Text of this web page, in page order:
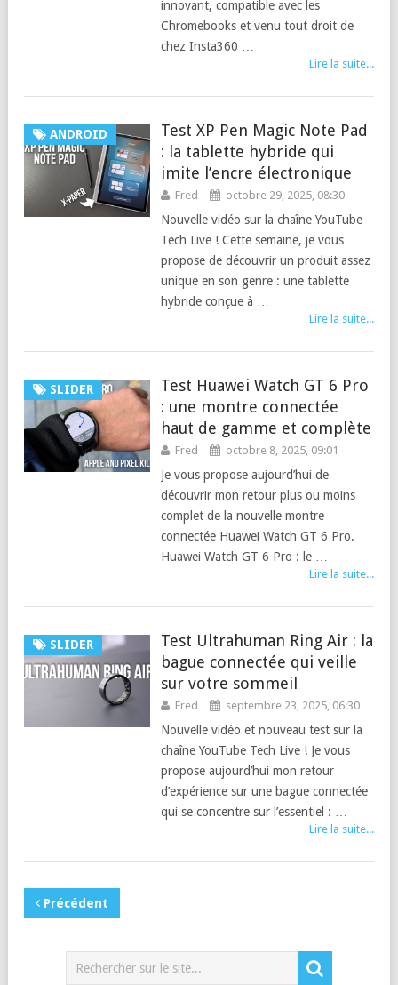
innovant, compatible avec les
Chromebooks et venu tout droit de
chez Insta360 …
Lire la suite...
ANDROID
Test XP Pen Magic Note Pad
: la tablette hybride qui
imite l’encre électronique
Fred octobre 29, 2025, 08:30
Nouvelle vidéo sur la chaîne YouTube
Tech Live ! Cette semaine, je vous
propose de découvrir un produit assez
unique en son genre : une tablette
hybride conçue à …
Lire la suite...
SLIDER
Test Huawei Watch GT 6 Pro
: une montre connectée
haut de gamme et complète
Fred octobre 8, 2025, 09:01
Je vous propose aujourd’hui de
découvrir mon retour plus ou moins
complet de la nouvelle montre
connectée Huawei Watch GT 6 Pro.
Huawei Watch GT 6 Pro : le …
Lire la suite...
SLIDER
Test Ultrahuman Ring Air : la
bague connectée qui veille
sur votre sommeil
Fred septembre 23, 2025, 06:30
Nouvelle vidéo et nouveau test sur la
chaîne YouTube Tech Live ! Je vous
propose aujourd’hui mon retour
d’expérience sur une bague connectée
qui se concentre sur l’essentiel : …
Lire la suite...
Précédent